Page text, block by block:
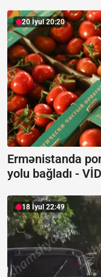
20 İyul 20:20
Ermənistanda
yolu bağladı -
18 İyul 22:49